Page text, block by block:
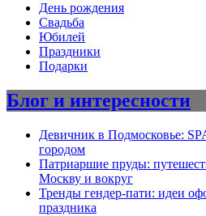
День рождения
Свадьба
Юбилей
Праздники
Подарки
Блог и интересности
Девичник в Подмосковье:
городом
Патриаршие пруды:
Москву и вокруг
Тренды гендер-пати: идеи
праздника